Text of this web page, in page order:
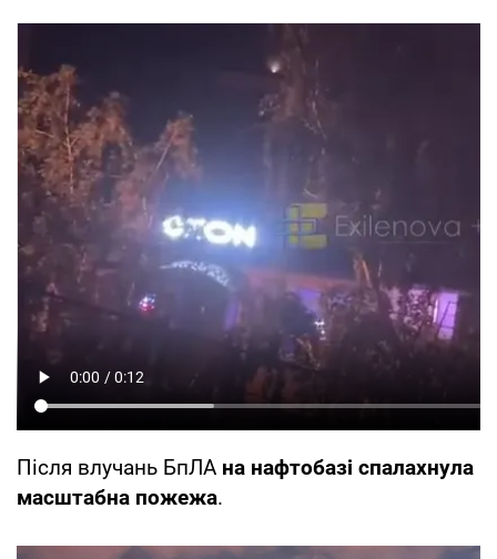
Після влучань БпЛА на нафтобазі спалахнула
масштабна пожежа.